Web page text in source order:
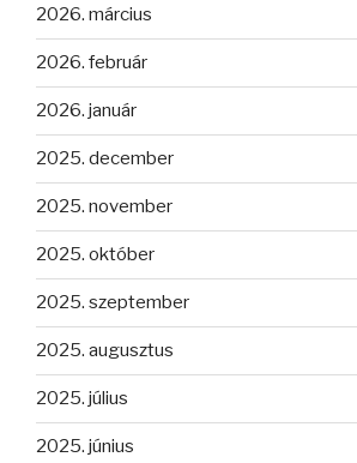
2026. március
2026. február
2026. január
2025. december
2025. november
2025. október
2025. szeptember
2025. augusztus
2025. július
2025. június